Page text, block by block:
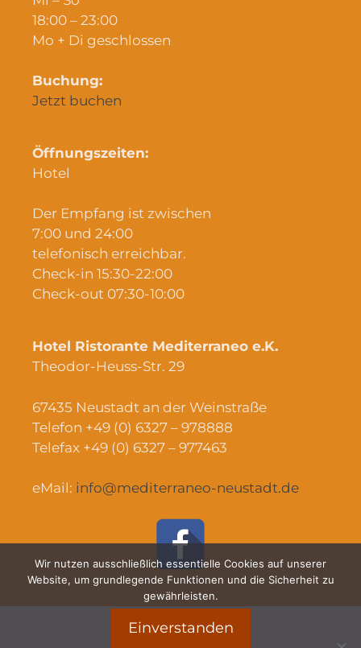
18:00 – 23:00
Mo + Di geschlossen
Buchung:
Jetzt buchen
Öffnungszeiten:
Hotel
Der Empfang ist zwischen
7:00 und 24:00
telefonisch erreichbar.
Check-in 15:30-22:00
Check-out 07:30-10:00
Hotel Ristorante Mediterraneo e.K.
Theodor-Heuss-Str. 29
67435 Neustadt an der Weinstraße
Telefon +49 (0) 6327 – 978888
Telefax +49 (0) 6327 – 977463
eMail: info@mediterraneo-neustadt.de
Impressum
Wir nutzen ausschließlich essentielle Cookies auf unserer
Website, um grundlegende Funktionen und die Sicherheit zu
gewährleisten.
Einverstanden